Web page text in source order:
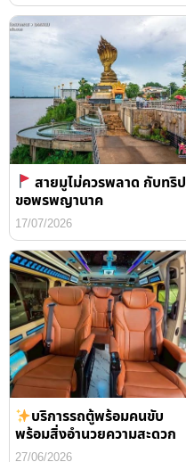
สายมูไม่ควรพลาด กับทริป
ขอพรพญานาค
17/07/2026
บริการรถตู้พร้อมคนขับ
พร้อมสิ่งอำนวยความสะดวก
27/06/2026